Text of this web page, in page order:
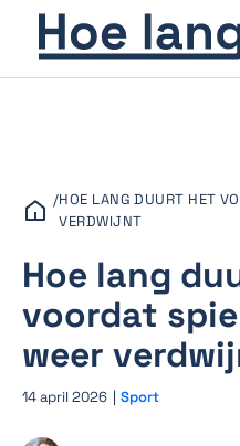
/HOE LANG DUURT HET
VERDWIJNT
Hoe lang
voordat
weer
14 april 2026 | Sport